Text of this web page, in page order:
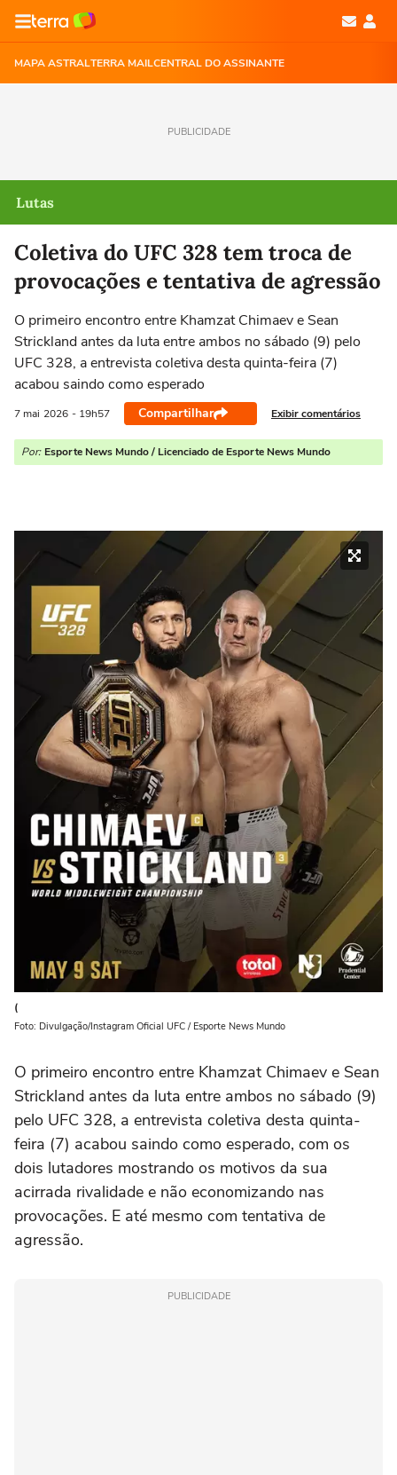
MAPA ASTRALTERRA MAILCENTRAL DO ASSINANTE
PUBLICIDADE
Lutas
Coletiva do UFC 328 tem troca de
provocações e tentativa de agressão
O primeiro encontro entre Khamzat Chimaev e Sean
Strickland antes da luta entre ambos no sábado (9) pelo
UFC 328, a entrevista coletiva desta quinta-feira (7)
acabou saindo como esperado
7 mai 2026 - 19h57 Compartilhar Exibir comentários
Por: Esporte News Mundo / Licenciado de Esporte News Mundo
(
Foto: Divulgação/Instagram Oficial UFC / Esporte News Mundo
O primeiro encontro entre Khamzat Chimaev e Sean
Strickland antes da luta entre ambos no sábado (9)
pelo UFC 328, a entrevista coletiva desta quinta-
feira (7) acabou saindo como esperado, com os
dois lutadores mostrando os motivos da sua
acirrada rivalidade e não economizando nas
provocações. E até mesmo com tentativa de
agressão.
PUBLICIDADE